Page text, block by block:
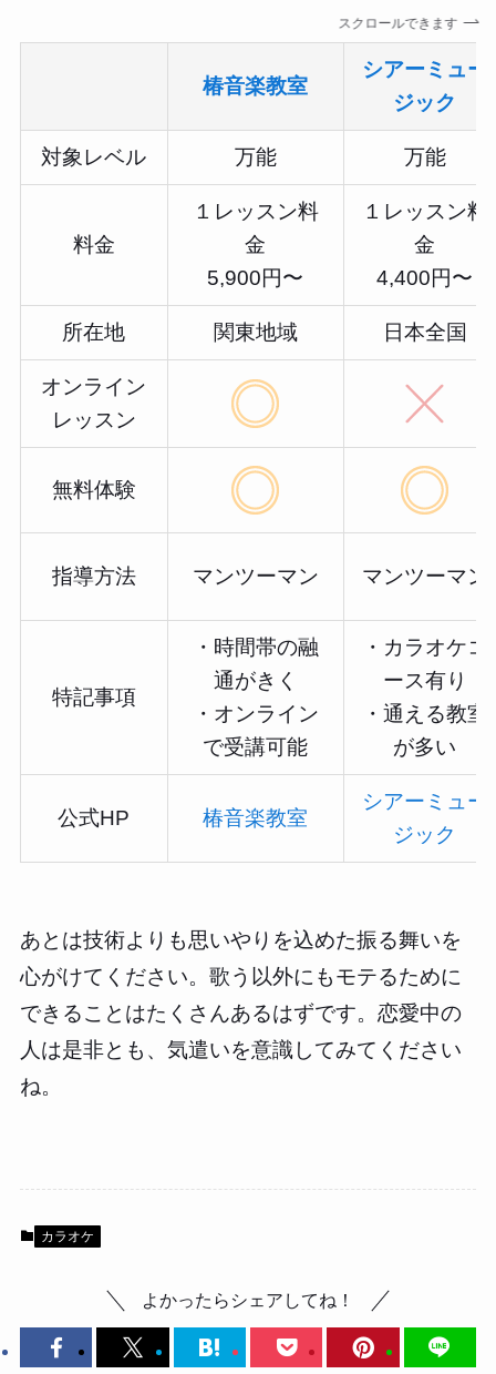
スクロールできます
椿音楽教室
シアーミュー
ジック
対象レベル 万能 万能
料金
１レッスン料
金
5,900円〜
１レッスン料
金
4,400円〜
所在地 関東地域 日本全国
オンライン
レッスン
無料体験
指導方法 マンツーマン マンツーマン
特記事項
・時間帯の融
通がきく
・オンライン
で受講可能
・カラオケコ
ース有り
・通える教室
が多い
公式HP 椿音楽教室
シアーミュー
ジック
あとは技術よりも思いやりを込めた振る舞いを
心がけてください。歌う以外にもモテるために
できることはたくさんあるはずです。恋愛中の
人は是非とも、気遣いを意識してみてください
ね。
カラオケ
よかったらシェアしてね！